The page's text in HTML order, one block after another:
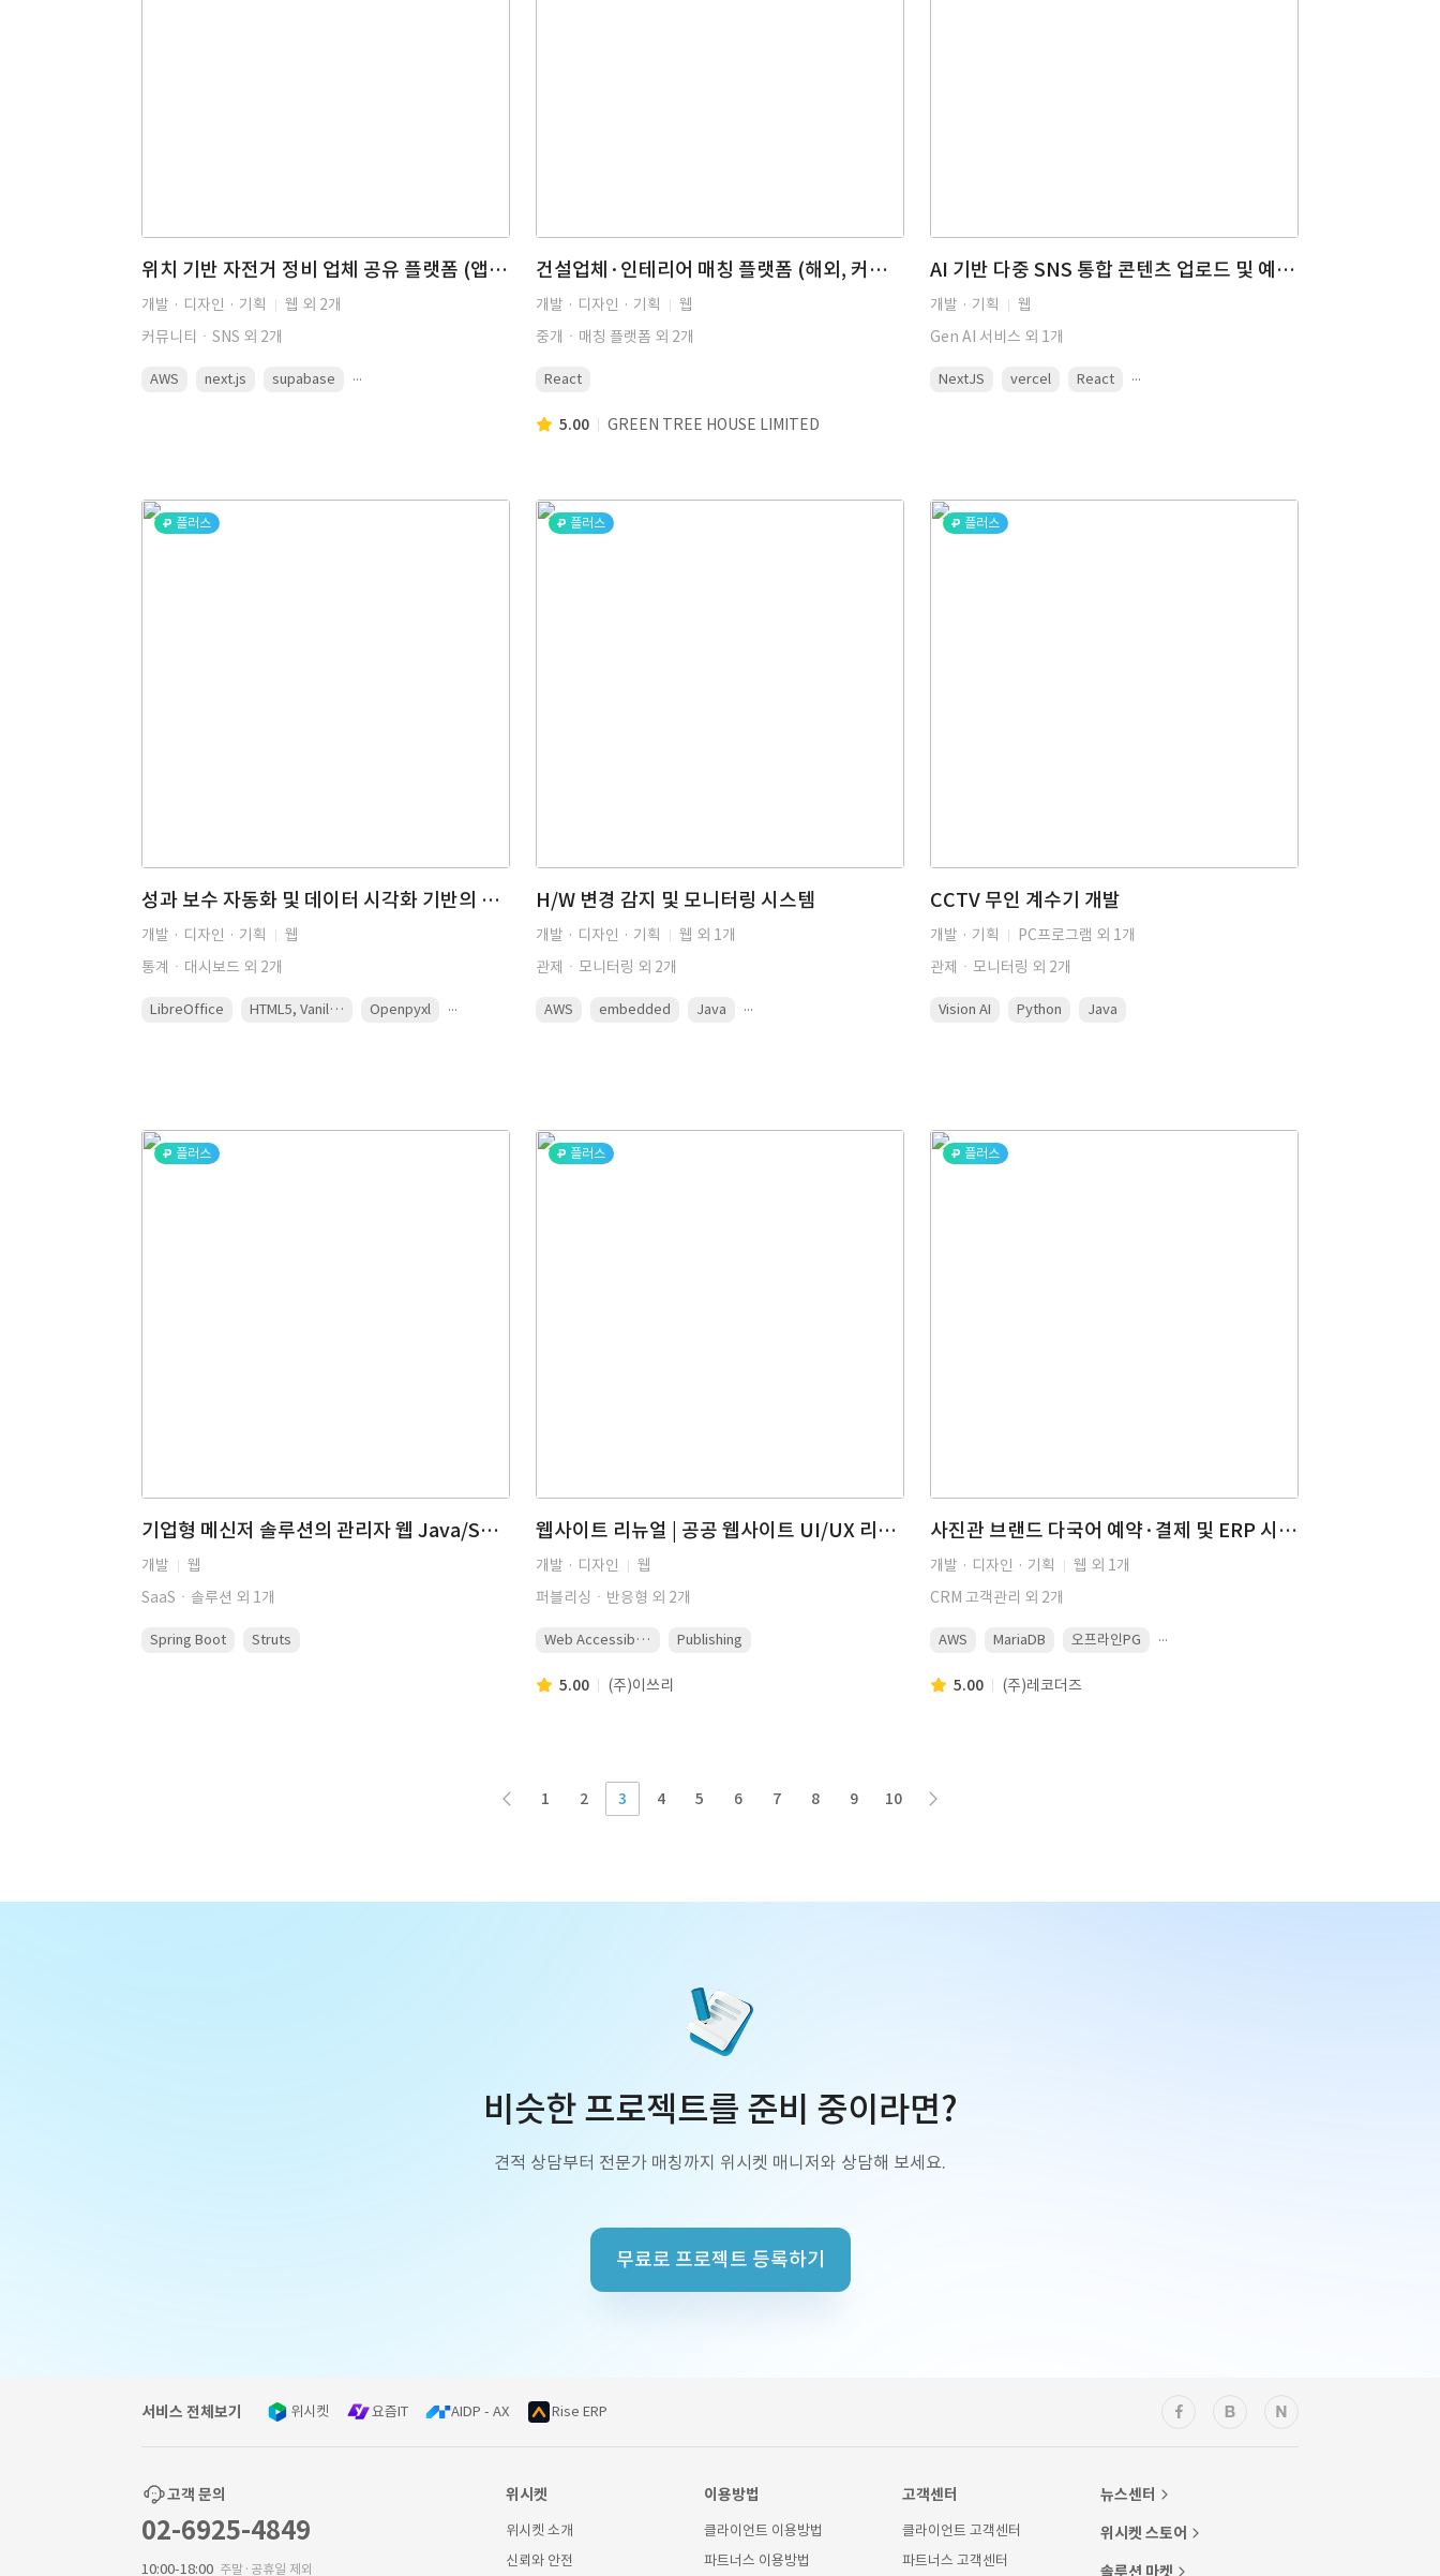
위치 기반 자전거 정비 업체 공유 플랫폼 (앱개발, 하이브리드앱, 자전거, 업체 공유, 위치기반, 위치서비스, 커뮤니티)
개발 · 디자인 · 기획
웹 외 2개
커뮤니티ㆍSNS 외 2개
AWS next.js supabase ...
건설업체·인테리어 매칭 플랫폼 (해외, 커뮤니티, 중개·매칭 플랫폼, 클라우드 인프라 운영, 결제 모듈) | 다모아
개발 · 디자인 · 기획
웹
중개ㆍ매칭 플랫폼 외 2개
React
5.00 GREEN TREE HOUSE LIMITED
AI 기반 다중 SNS 통합 콘텐츠 업로드 및 예약 발행 관리 플랫폼 구축
개발 · 기획
웹
Gen AI 서비스 외 1개
NextJS vercel React ...
플러스
성과 보수 자동화 및 데이터 시각화 기반의 통합 자산 운용 관리 시스템 구축
개발 · 디자인 · 기획
웹
통계ㆍ대시보드 외 2개
LibreOffice HTML5, Vanilla CSS, JS (jQuery), Bootstrap, Chart.js, DataTables Openpyxl ...
플러스
H/W 변경 감지 및 모니터링 시스템
개발 · 디자인 · 기획
웹 외 1개
관제ㆍ모니터링 외 2개
AWS embedded Java ...
플러스
CCTV 무인 계수기 개발
개발 · 기획
PC프로그램 외 1개
관제ㆍ모니터링 외 2개
Vision AI Python Java
플러스
기업형 메신저 솔루션의 관리자 웹 Java/Spring Boot 개발
개발
웹
SaaSㆍ솔루션 외 1개
Spring Boot Struts
플러스
웹사이트 리뉴얼 | 공공 웹사이트 UI/UX 리뉴얼·웹 접근성 KWCAG 2.2 퍼블리싱
개발 · 디자인
웹
퍼블리싱ㆍ반응형 외 2개
Web Accessibility Publishing
5.00 (주)이쓰리
플러스
사진관 브랜드 다국어 예약·결제 및 ERP 시스템 통합 구축
개발 · 디자인 · 기획
웹 외 1개
CRM 고객관리 외 2개
AWS MariaDB 오프라인PG ...
5.00 (주)레코더즈
1 2 3 4 5 6 7 8 9 10
비슷한 프로젝트를 준비 중이라면?
견적 상담부터 전문가 매칭까지 위시켓 매니저와 상담해 보세요.
무료로 프로젝트 등록하기
서비스 전체보기 위시켓 요즘IT AIDP - AX Rise ERP
고객 문의
02-6925-4849
10:00-18:00 주말·공휴일 제외
위시켓
위시켓 소개
신뢰와 안전
이용방법
클라이언트 이용방법
파트너스 이용방법
고객센터
클라이언트 고객센터
파트너스 고객센터
뉴스센터
위시켓 스토어
솔루션 마켓